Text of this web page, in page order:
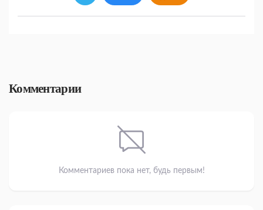
Комментарии
Комментариев пока нет, будь первым!